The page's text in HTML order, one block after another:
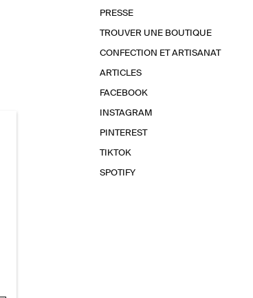
PRESSE
TROUVER UNE BOUTIQUE
CONFECTION ET ARTISANAT
ARTICLES
FACEBOOK
INSTAGRAM
PINTEREST
TIKTOK
SPOTIFY